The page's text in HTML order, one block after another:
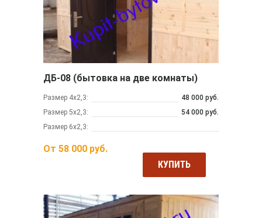
ДБ-08 (бытовка на две комнаты)
Размер 4х2,3:
48 000 руб.
Размер 5х2,3:
54 000 руб.
Размер 6х2,3:
От 58 000 руб.
КУПИТЬ